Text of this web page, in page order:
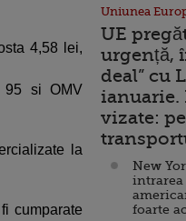
4,58 lei,
95 si OMV
la
cumparate
Uniunea
UE
urgență,
deal” cu
vizate:
New
intrarea
foarte